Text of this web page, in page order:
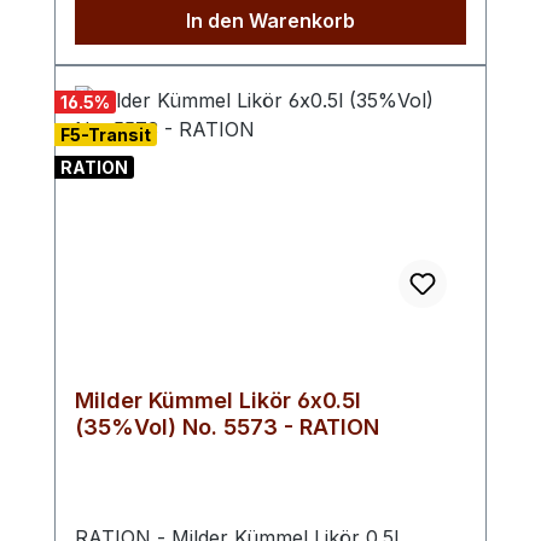
besondere Komposition verspricht ein
einem Hauch von Tropen verbindet.
Perfekt für jeden Anlass und ein
außergewöhnliches Geschenk.
In den Warenkorb
16.5%
F5-Transit
RATION
Milder Kümmel Likör 6x0.5l
(35%Vol) No. 5573 - RATION